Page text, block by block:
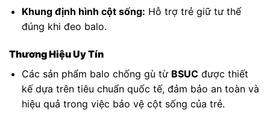
Khung định hình cột sống: Hỗ trợ trẻ giữ tư thế
đúng khi đeo balo.
Thương Hiệu Uy Tín
Các sản phẩm balo chống gù từ BSUCđược thiết
kế dựa trên tiêu chuẩn quốc tế, đảm bảo an toàn và
hiệu quả trong việc bảo vệ cột sống của trẻ.